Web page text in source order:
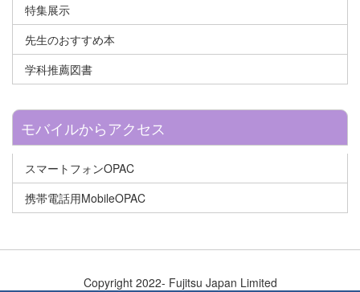
特集展示
先生のおすすめ本
学科推薦図書
モバイルからアクセス
スマートフォンOPAC
携帯電話用MobileOPAC
Copyright 2022- Fujitsu Japan Limited